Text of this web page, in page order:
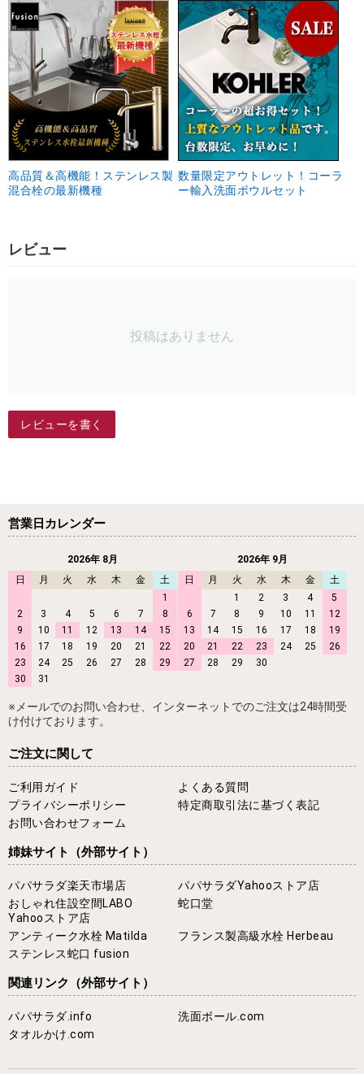
高品質＆高機能！ステンレス製
混合栓の最新機種
数量限定アウトレット！コーラ
ー輸入洗面ボウルセット
レビュー
投稿はありません
レビューを書く
営業日カレンダー
2026年 8月
日
月 火 水 木 金
土
1
2
3 4 5 6 7
8
9
10 11 12 13 14
15
16
17 18 19 20 21
22
23
24 25 26 27 28
29
30
31
2026年 9月
日
月 火 水 木 金
土
1
2 3 4
5
6
7 8 9 10 11
12
13
14 15 16 17 18
19
20
21 22 23 24 25
26
27
28 29 30
※メールでのお問い合わせ、インターネットでのご注文は24時間受
け付けております。
ご注文に関して
ご利用ガイド
よくある質問
プライバシーポリシー
特定商取引法に基づく表記
お問い合わせフォーム
姉妹サイト （外部サイト）
パパサラダ楽天市場店
パパサラダYahooストア店
おしゃれ住設空間LABO
Yahooストア店
蛇口堂
アンティーク水栓 Matilda
フランス製高級水栓 Herbeau
ステンレス蛇口 fusion
関連リンク （外部サイト）
パパサラダ.info
洗面ボール.com
タオルかけ.com